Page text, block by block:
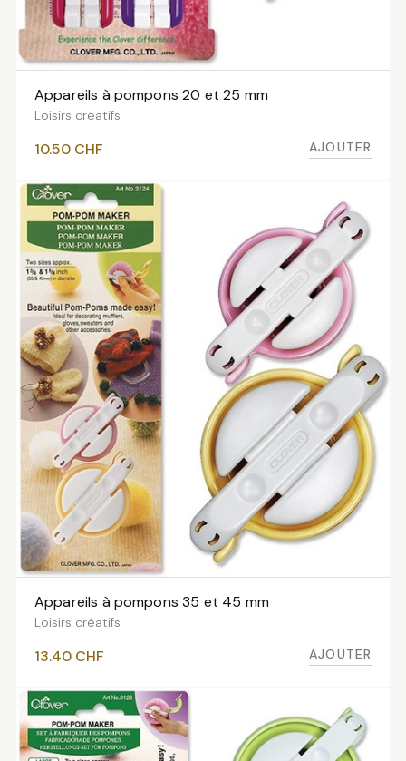
AJOUTER AU PANIER
Appareils à pompons 20 et 25 mm
Loisirs créatifs
10.50 CHF AJOUTER
AJOUTER AU PANIER
Appareils à pompons 35 et 45 mm
Loisirs créatifs
13.40 CHF AJOUTER